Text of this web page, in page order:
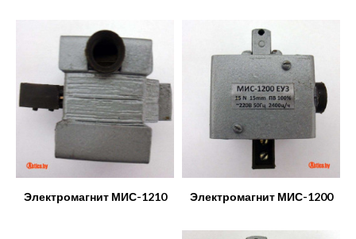
Электромагнит МИС-1210 Электромагнит МИС-1200